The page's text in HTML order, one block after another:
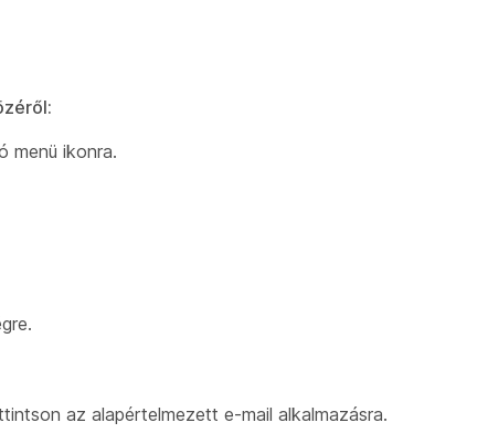
:
menü ikonra.
az alapértelmezett e-mail alkalmazásra.